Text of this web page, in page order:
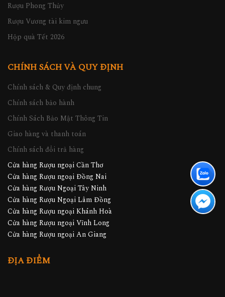
Rượu Phong Thủy
Rượu Vương tài kim ngưu
Hộp quà Tết 2026
CHÍNH SÁCH VÀ QUY ĐỊNH
Chính sách & Quy định chung
Chính sách bảo hành
Chính Sách Bảo Mật Thông Tin
Giao hàng và thanh toán
Chính sách đổi trả hàng
Cửa hàng Rượu ngoại Cần Thơ
Cửa hàng Rượu ngoại Đồng Nai
Cửa hàng Rượu Ngoại Tây Ninh
Cửa hàng Rượu Ngoại Lâm Đồng
Cửa hàng Rượu ngoại Khánh Hoà
Cửa hàng Rượu ngoại Vĩnh Long
Cửa hàng Rượu ngoại An Giang
ĐỊA ĐIỂM